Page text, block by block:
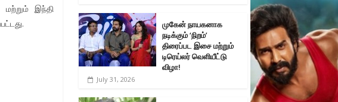
மற்றும் இந்தி
முகேன் நாயகனாக
நடிக்கும் ‘நிறம்’
திரைப்பட இசை மற்றும்
டிரெய்லர் வெளியீட்டு
விழா!
July 31, 2026